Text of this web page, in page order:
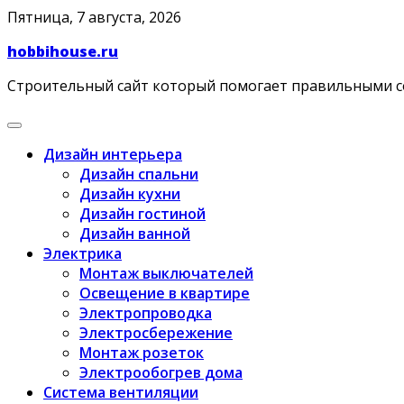
Skip
content
Пятница, 7 августа, 2026
hobbihouse.ru
Строительный сайт который помогает правильными
Дизайн интерьера
Дизайн спальни
Дизайн кухни
Дизайн гостиной
Дизайн ванной
Электрика
Монтаж выключателей
Освещение в квартире
Электропроводка
Электросбережение
Монтаж розеток
Электрообогрев дома
Система вентиляции